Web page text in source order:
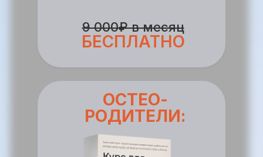
ОСТЕО-
РОДИТЕЛИ:
9 000₽ в месяц
БЕСПЛАТНО